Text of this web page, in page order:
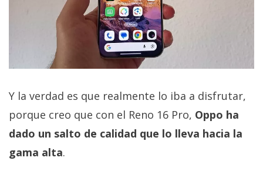
Y la verdad es que realmente lo iba a disfrutar,
porque creo que con el Reno 16 Pro, Oppo ha
dado un salto de calidad que lo lleva hacia la
gama alta.